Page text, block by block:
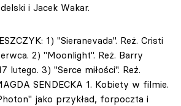
i Jacek Wakar.
1) "Sieranevada". Reż. Cristi
2) "Moonlight". Reż. Barry
lutego. 3) "Serce miłości". Reż.
SENDECKA 1. Kobiety w filmie.
jako przykład, forpoczta i